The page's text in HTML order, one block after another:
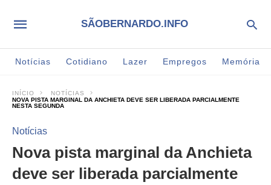
SÃOBERNARDO.INFO
Notícias Cotidiano Lazer Empregos Memória
INÍCIO
NOTÍCIAS
NOVA PISTA MARGINAL DA ANCHIETA DEVE SER LIBERADA PARCIALMENTE
NESTA SEGUNDA
Notícias
Nova pista marginal da Anchieta
deve ser liberada parcialmente